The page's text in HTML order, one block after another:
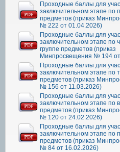
Проходные баллы для
заключительном этапе по
предметов (приказ
№ 222 от 01.04.2026)
Проходные баллы для
заключительном этапе по
группе предметов (приказ
Минпросвещения № 194
Проходные баллы для
заключительном этапе по
предметов (приказ
№ 156 от 11.03.2026)
Проходные баллы для
заключительном этапе по
предметов (приказ
№ 120 от 24.02.2026)
Проходные баллы для
заключительном этапе по
предметов (приказ
№ 84 от 16.02.2026)